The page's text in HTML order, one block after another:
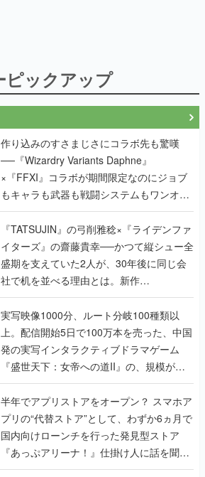
作り込みのすさまじさにコラボ先も驚嘆
──『Wizardry Variants Daphne』
もキャラも武器も戦闘システムもワンオフ
で作り込まれた理由を両ディレクターに聞
く
『TATSUJIN』の弓削雅稔×『ライデンファ
イターズ』の齋藤貴幸──かつて縦シュー全
盛期を支えていた2人が、30年後に同じ会
社で机を並べる理由とは。新作
『TATSUJIN EXTREME』で初タッグを組
んだレジェンド2人に訊く開発秘話
実写映像1000分、ルート分岐100種類以
上。配信開始5日で100万本を売った、中国
発の実写インタラクティブドラマゲーム
『盛世天下：女帝への道II』の、規模が違
うこだわりをプロデューサーに聞いた
半年でアプリストアをオープン？ スマホア
プリの“代替ストア”として、わずか6ヵ月で
国内向けローンチを行った発見型ストア
『あっぷアリーナ！』仕掛け人に話を聞い
てみた
なぜ “あの花王” がホラーゲームを作ること
になったのか？ 敵に見つからないようにマ
ジックリンでこっそり掃除する『しずかな